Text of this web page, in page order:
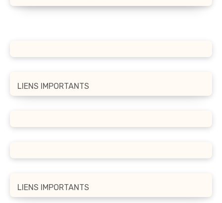
LIENS IMPORTANTS
LIENS IMPORTANTS